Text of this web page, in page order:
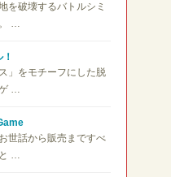
を破壊するバトルシミ
…
」をモチーフにした脱
…
世話から販売まですべ
…